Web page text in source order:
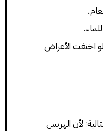
اختفت الأعراض
لأن الهربس